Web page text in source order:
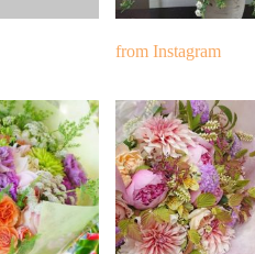
from Instagram